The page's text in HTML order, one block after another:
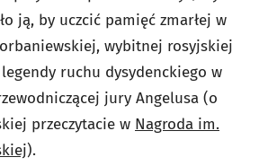
ją, by uczcić pamięć zmarłej w
wybitnej rosyjskiej
ruchu dysydenckiego w
jury Angelusa (o
przeczytacie w Nagroda im.
).